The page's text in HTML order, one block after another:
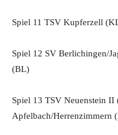
Spiel 11 TSV Kupferzell
Spiel 12 SV Berlichingen/
(BL)
Spiel 13 TSV Neuenstein
Apfelbach/Herrenzimmern